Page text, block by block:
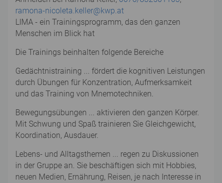
ramona-nicoleta.keller@kwp.at
LIMA - ein Trainingsprogramm, das den ganzen
Menschen im Blick hat
Die Trainings beinhalten folgende Bereiche
Gedächtnistraining ... fördert die kognitiven Leistungen
durch Übungen für Konzentration, Aufmerksamkeit
und das Training von Mnemotechniken.
Bewegungsübungen ... aktivieren den ganzen Körper.
Mit Schwung und Spaß trainieren Sie Gleichgewicht,
Koordination, Ausdauer.
Lebens- und Alltagsthemen ... regen zu Diskussionen
in der Gruppe an. Sie beschäftigen sich mit Hobbies,
neuen Medien, Ernährung, Reisen, je nach Interesse in